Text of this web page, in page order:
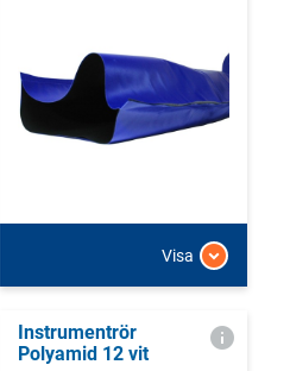
Visa
Instrumentrör
Polyamid 12 vit